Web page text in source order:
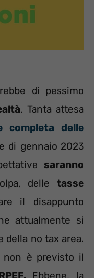
di pessimo
. Tanta attesa
completa delle
di gennaio 2023
saranno
delle tasse
il disappunto
attualmente si
no tax area.
non è previsto il
Ebbene, la